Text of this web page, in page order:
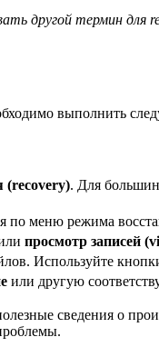
другой термин для
выполнить
(recovery). Для
по меню режима
просмотр записей
Используйте
или другую
сведения о